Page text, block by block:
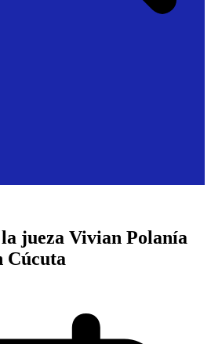
jueza Vivian Polanía
Cúcuta